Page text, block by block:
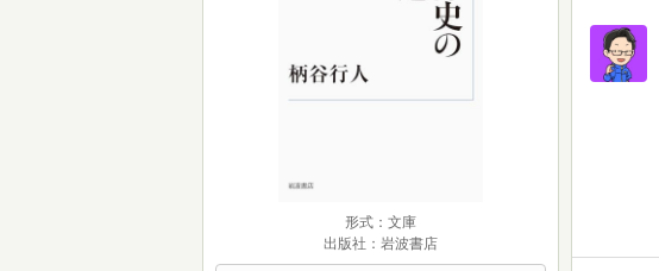
形式：文庫
出版社：岩波書店